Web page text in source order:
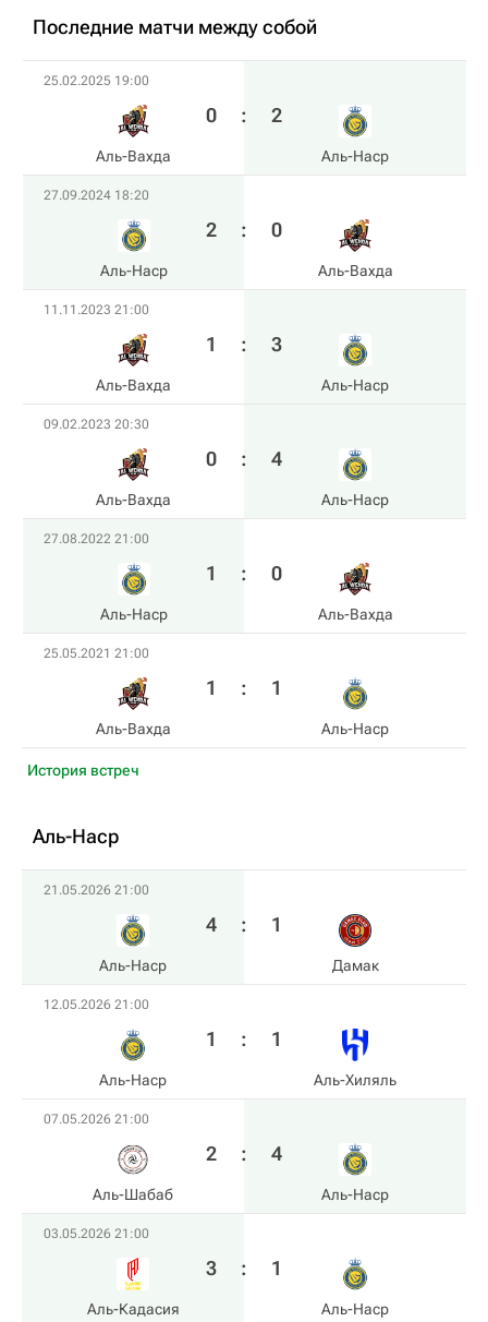
Последние матчи между собой
25.02.2025 19:00
Аль-Вахда
0 : 2
Аль-Наср
27.09.2024 18:20
Аль-Наср
2 : 0
Аль-Вахда
11.11.2023 21:00
Аль-Вахда
1 : 3
Аль-Наср
09.02.2023 20:30
Аль-Вахда
0 : 4
Аль-Наср
27.08.2022 21:00
Аль-Наср
1 : 0
Аль-Вахда
25.05.2021 21:00
Аль-Вахда
1 : 1
Аль-Наср
История встреч
Аль-Наср
21.05.2026 21:00
Аль-Наср
4 : 1
Дамак
12.05.2026 21:00
Аль-Наср
1 : 1
Аль-Хиляль
07.05.2026 21:00
Аль-Шабаб
2 : 4
Аль-Наср
03.05.2026 21:00
Аль-Кадасия
3 : 1
Аль-Наср